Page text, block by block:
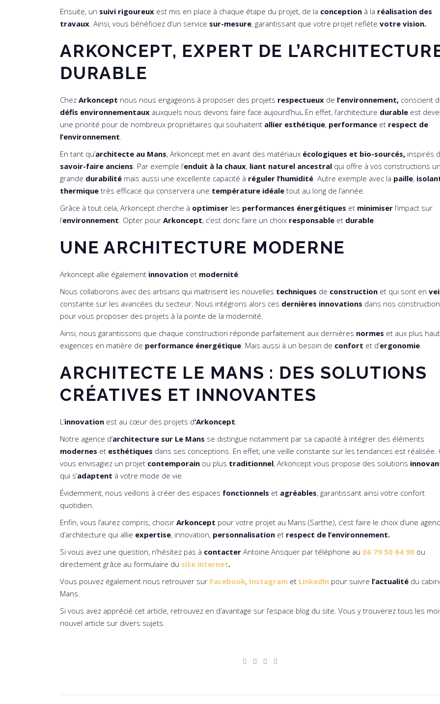
Ensuite, un suivi rigoureux est mis en place à chaque étape du projet, de la conception à la réalisation des
travaux. Ainsi, vous bénéficiez d’un service sur-mesure, garantissant que votre projet reflète votre vision.
ARKONCEPT, EXPERT DE
DURABLE
Chez Arkoncept nous nous engageons à proposer des projets respectueux de l’environnement, conscient
défis environnementaux auxquels nous devons faire face aujourd’hui. En effet, l’architecture durable est
une priorité pour de nombreux propriétaires qui souhaitent allier esthétique, performance et respect de
l’environnement.
En tant qu’architecte au Mans, Arkoncept met en avant des matériaux écologiques et bio-sourcés, inspirés
savoir-faire anciens. Par exemple l’enduit à la chaux, liant naturel ancestral qui offre à vos constructions
grande durabilité mais aussi une excellente capacité à réguler l’humidité. Autre exemple avec la paille,
thermique très efficace qui conservera une température idéale tout au long de l’année.
Grâce à tout cela, Arkoncept cherche à optimiser les performances énergétiques et minimiser l’impact sur
l’environnement. Opter pour Arkoncept, c’est donc faire un choix responsable et durable.
UNE ARCHITECTURE MODERNE
Arkoncept allie également innovation et modernité.
Nous collaborons avec des artisans qui maitrisent les nouvelles techniques de construction et qui sont en
constante sur les avancées du secteur. Nous intégrons alors ces dernières innovations dans nos
pour vous proposer des projets à la pointe de la modernité.
Ainsi, nous garantissons que chaque construction réponde parfaitement aux dernières normes et aux plus
exigences en matière de performance énergétique. Mais aussi à un besoin de confort et d’ergonomie.
ARCHITECTE LE MANS : DES SOLUTIONS
CRÉATIVES ET INNOVANTES
L’innovation est au cœur des projets d’Arkoncept.
Notre agence d’architecture sur Le Mans se distingue notamment par sa capacité à intégrer des éléments
modernes et esthétiques dans ses conceptions. En effet, une veille constante sur les tendances est réalisée.
vous envisagiez un projet contemporain ou plus traditionnel, Arkoncept vous propose des solutions
qui s’adaptent à votre mode de vie.
Évidemment, nous veillons à créer des espaces fonctionnels et agréables, garantissant ainsi votre confort
quotidien.
Enfin, vous l’aurez compris, choisir Arkoncept pour votre projet au Mans (Sarthe), c’est faire le choix d’une
d’architecture qui allie expertise, innovation, personnalisation et respect de l’environnement.
Si vous avez une question, n’hésitez pas à contacter Antoine Ansquer par téléphone au 06 79 50 64 90 ou
directement grâce au formulaire du site internet.
Vous pouvez également nous retrouver sur Facebook, Instagram et Linkedln pour suivre l’actualité du
Mans.
Si vous avez apprécié cet article, retrouvez en d’avantage sur l’espace blog du site. Vous y trouverez tous les
nouvel article sur divers sujets.